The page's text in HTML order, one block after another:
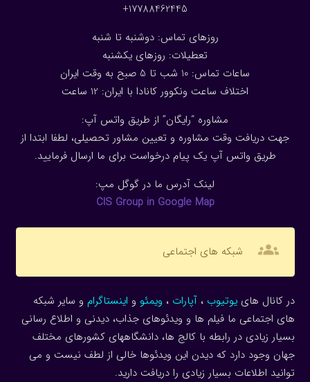
17788462445+
روزهای تماس: دوشنبه تا شنبه
تعطیلات: روزهای یکشنبه
ساعات تماس: 10 شب تا 5 صبح به وقت ایران
اختلاف ساعت ونکوور کانادا با ایران: 1 2 ساعت
مشاوره “رایگان” از طریق واتس آپ:
جهت دریافت وقت مشاوره و تعیین مشاور تحصیلی، لطفا ابتدا از
طریق واتس آپ یک پیام درخواست برای ما ارسال فرمایید.
لینک آدرس ما در گوگل مپ:
CIS Group in Google Map
groups شبکه های اجتماعی
در کانال هاییوتیوب ، آپارات ، ویمئو و اینستاگرام و سایر شبکه
های اجتماعی ما فیلم ها و ویدئوهای جذاب، دیدنی و اطلاع رسانی
بسیار زیادی در رابطه با کالج ها، دانشگاههای کشورهای مختلف
جهان وجود دارد که دیدن این ویدئوها خالی از لطف نیست و می
توانید اطلاعات بسیار زیادی را دریافت دارید.